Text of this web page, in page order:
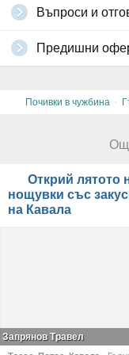
Въпроси и
Предишни
Почивки в чужбина ·
Открий лятото
нощувки със
на Кавала
Запрянов Травел